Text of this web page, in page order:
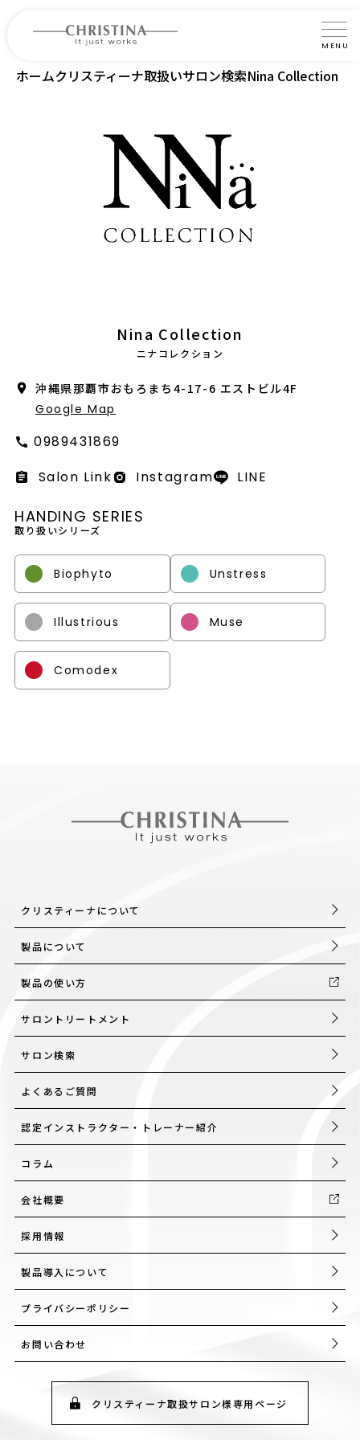
MENU
クリスティーナについて
採用情報
製品導入について
お問い合わせ
プライバシーポリシー
ホームクリスティーナ取扱いサロン検索Nina Collection
Nina Collection
ニナコレクション
沖縄県那覇市おもろまち4-17-6 エストビル4F
Google Map
0989431869
Salon Link
Instagram LINE
HANDING SERIES
取り扱いシリーズ
Biophyto Unstress
Illustrious Muse
Comodex
クリスティーナについて
製品について
製品の使い方
サロントリートメント
サロン検索
よくあるご質問
認定インストラクター・トレーナー紹介
コラム
会社概要
採用情報
製品導入について
プライバシーポリシー
お問い合わせ
クリスティーナ取扱サロン様専用ページ